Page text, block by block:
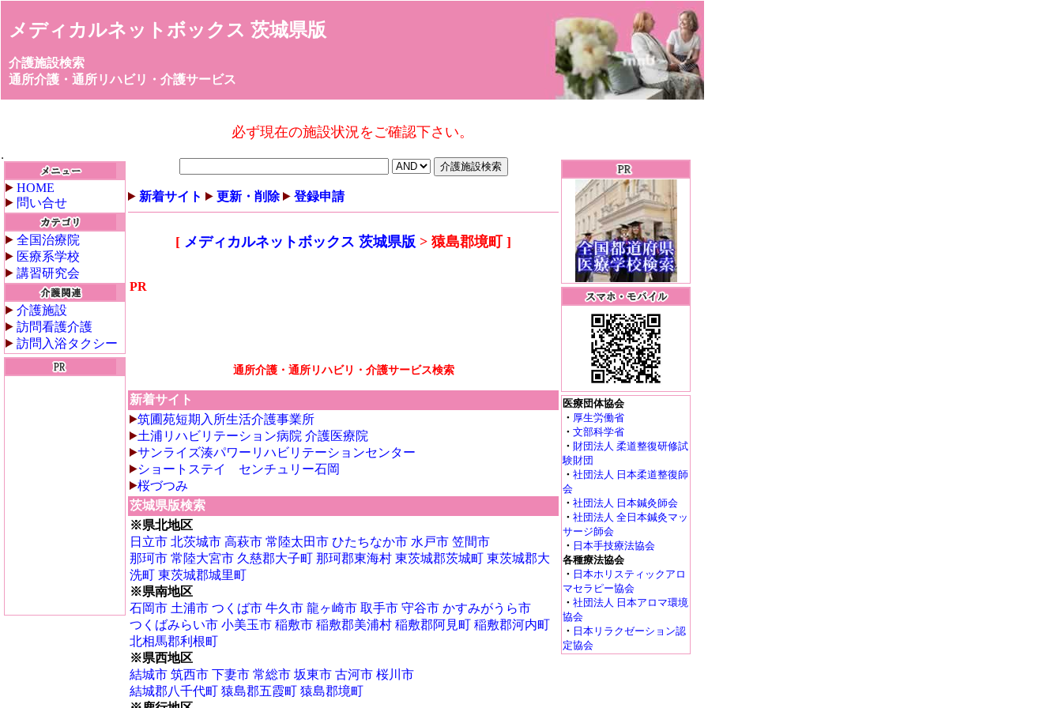
メディカルネットボックス 茨城県版
介護施設検索
通所介護・通所リハビリ・介護サービス
必ず現在の施設状況をご確認下さい。
HOME
問い合せ
全国治療院
医療系学校
講習研究会
介護施設
訪問看護介護
訪問入浴タクシー
新着サイト 更新・削除 登録申請
[ メディカルネットボックス 茨城県版 > 猿島郡境町 ]
PR
通所介護・通所リハビリ・介護サービス検索
新着サイト
筑圃苑短期入所生活介護事業所
土浦リハビリテーション病院 介護医療院
サンライズ湊パワーリハビリテーションセンター
ショートステイ センチュリー石岡
桜づつみ
茨城県版検索
※県北地区
日立市 北茨城市 高萩市 常陸太田市 ひたちなか市 水戸市 笠間市
那珂市 常陸大宮市 久慈郡大子町 那珂郡東海村 東茨城郡茨城町 東茨城郡大
洗町 東茨城郡城里町
※県南地区
石岡市 土浦市 つくば市 牛久市 龍ヶ崎市 取手市 守谷市 かすみがうら市
つくばみらい市 小美玉市 稲敷市 稲敷郡美浦村 稲敷郡阿見町 稲敷郡河内町
北相馬郡利根町
※県西地区
結城市 筑西市 下妻市 常総市 坂東市 古河市 桜川市
結城郡八千代町 猿島郡五霞町 猿島郡境町
医療団体協会
・ 厚生労働省
・ 文部科学省
・ 財団法人 柔道整復研修試
験財団
・ 社団法人 日本柔道整復師
会
・ 社団法人 日本鍼灸師会
・ 社団法人 全日本鍼灸マッ
サージ師会
・ 日本手技療法協会
各種療法協会
・ 日本ホリスティックアロ
マセラピー協会
・ 社団法人 日本アロマ環境
協会
・ 日本リラクゼーション認
定協会